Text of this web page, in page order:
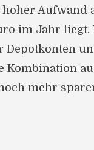
im Jahr
Kombination
mehr